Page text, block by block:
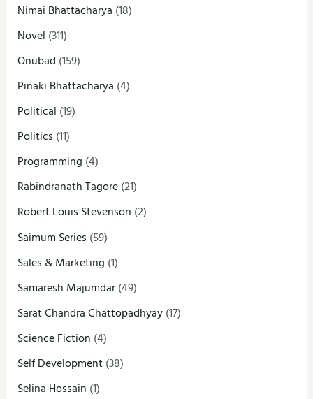
Nimai Bhattacharya (18)
Novel (311)
Onubad (159)
Pinaki Bhattacharya (4)
Political (19)
Politics (11)
Programming (4)
Rabindranath Tagore(21)
Robert Louis Stevenson (2)
Saimum Series (59)
Sales & Marketing (1)
Samaresh Majumdar(49)
Sarat Chandra Chattopadhyay(17)
Science Fiction (4)
Self Development(38)
Selina Hossain (1)